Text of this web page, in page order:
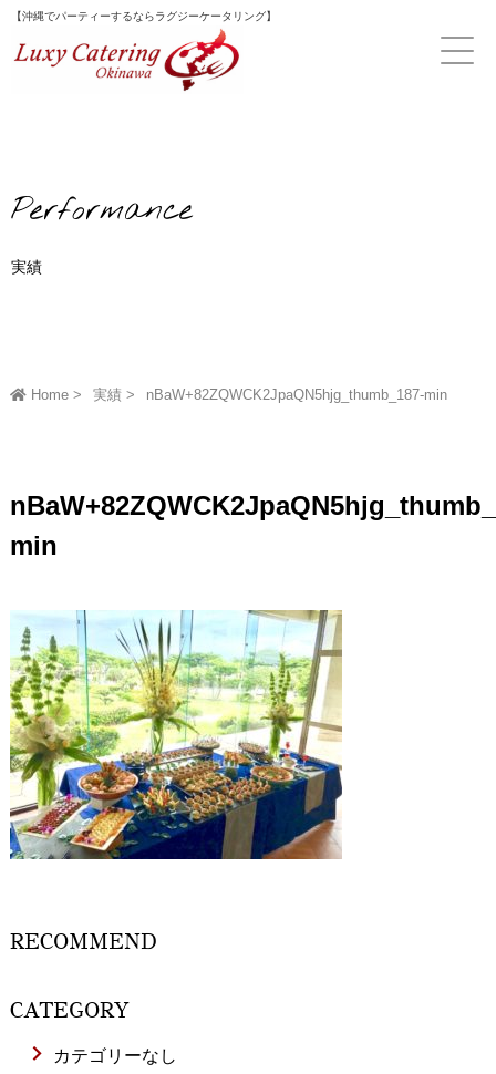
Skip
content
【沖縄でパーティーするならラグジーケータリング】
Performance
実績
Home 実績 nBaW+82ZQWCK2JpaQN5hjg_thumb_187-min
min
RECOMMEND
CATEGORY
カテゴリーなし